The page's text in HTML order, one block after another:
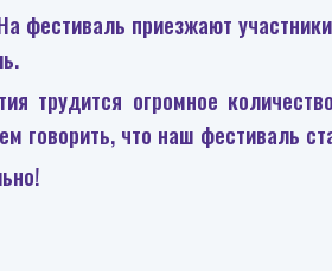
фестиваль приезжают
трудится огромное
говорить, что наш фестиваль